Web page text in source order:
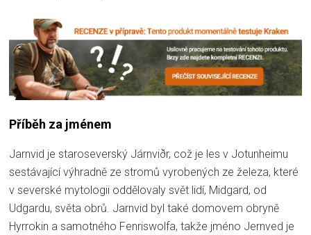
Příběh za jménem
Jarnvid je staroseverský Járnviðr, což je les v Jotunheimu
sestávající výhradně ze stromů vyrobených ze železa, které
v severské mytologii oddělovaly svět lidí, Midgard, od
Udgardu, světa obrů. Jarnvid byl také domovem obryně
Hyrrokin a samotného Fenriswolfa, takže jméno Jernved je